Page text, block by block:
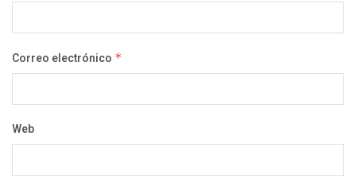
Correo electrónico *
Web